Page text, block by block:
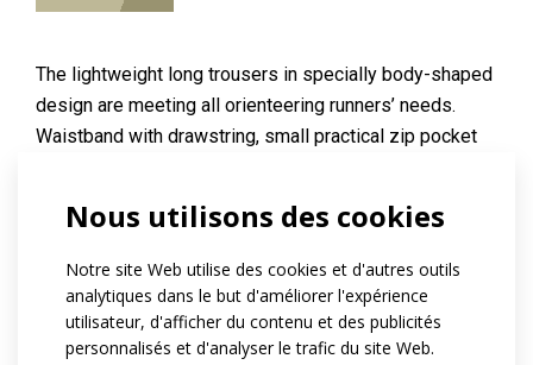
Nous utilisons des cookies
Notre site Web utilise des cookies et d'autres outils
analytiques dans le but d'améliorer l'expérience
utilisateur, d'afficher du contenu et des publicités
personnalisés et d'analyser le trafic du site Web.
The lightweight long trousers in specially body-shaped
design are meeting all orienteering runners’ needs.
Waistband with drawstring, small practical zip pocket
Denoder material that is unique for its resistance to
abrasion. Below knee areas and crutch panel are made
from Polyester material that is breathable. Upper back
parts of the trousers are in Denoder Mesh material.
Distinctive reflective details are placed at the front and